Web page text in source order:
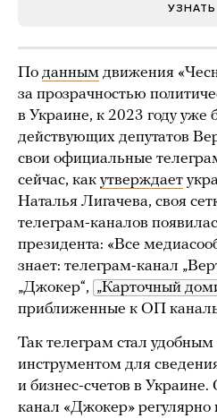
УЗНАТЬ
По данным движения
за прозрачностью
в Украине, к 2023 году уже
действующих депутатов
свои официальные
сейчас, как утверждает
Наталья Лигачева, своя
телеграм-каналов
президента: «Все
знает: телеграм-канал
„Джокер“, „Карточный
приближенные к ОП
Так телеграм стал
инструментом для
и бизнес-счетов в
канал «Джокер» регулярно